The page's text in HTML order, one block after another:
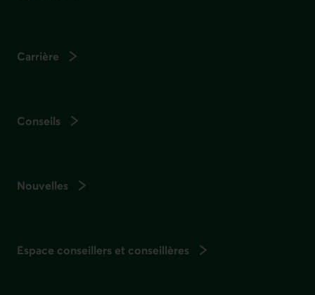
Carrière
Conseils
Nouvelles
Espace conseillers et conseillères